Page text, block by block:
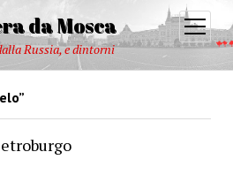
da Mosca
Russia, e dintorni
open
menu